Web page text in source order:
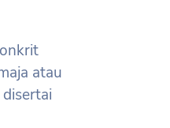
atau